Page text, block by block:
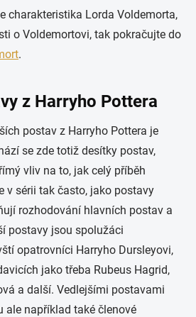
charakteristika Lorda Voldemorta,
o Voldemortovi, tak pokračujte do
.
z Harryho Pottera
postav z Harryho Pottera je
se zde totiž desítky postav,
vliv na to, jak celý příběh
v sérii tak často, jako postavy
rozhodování hlavních postav a
postavy jsou spolužáci
opatrovníci Harryho Dursleyovi,
jako třeba Rubeus Hagrid,
a další. Vedlejšími postavami
ale například také členové